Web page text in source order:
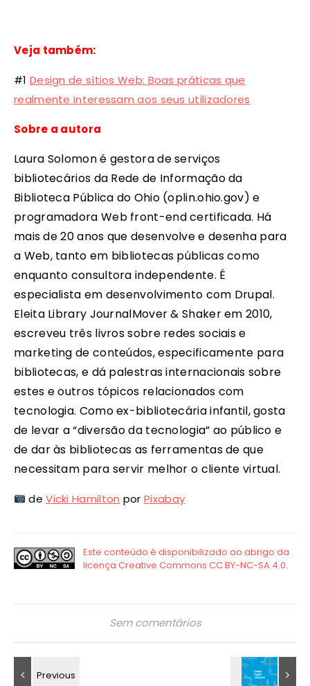
Veja também:
#1 Design de sítios Web: Boas práticas que
realmente interessam aos seus utilizadores
Sobre a autora
Laura Solomon é gestora de serviços
bibliotecários da Rede de Informação da
Biblioteca Pública do Ohio (oplin.ohio.gov) e
programadora Web front-end certificada. Há
mais de 20 anos que desenvolve e desenha para
a Web, tanto em bibliotecas públicas como
enquanto consultora independente. É
especialista em desenvolvimento com Drupal.
Eleita Library JournalMover & Shaker em 2010,
escreveu três livros sobre redes sociais e
marketing de conteúdos, especificamente para
bibliotecas, e dá palestras internacionais sobre
estes e outros tópicos relacionados com
tecnologia. Como ex-bibliotecária infantil, gosta
de levar a “diversão da tecnologia” ao público e
de dar às bibliotecas as ferramentas de que
necessitam para servir melhor o cliente virtual.
deVicki Hamilton por Pixabay
Sem comentários